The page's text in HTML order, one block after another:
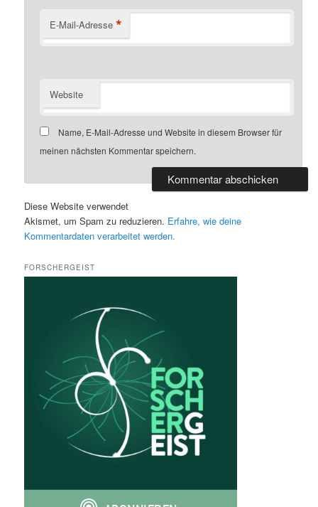
E-Mail-Adresse *
Website
Name, E-Mail-Adresse und Website in diesem Browser für
meinen nächsten Kommentar speichern.
Diese Website verwendet
Akismet, um Spam zu reduzieren. Erfahre, wie deine
Kommentardaten verarbeitet werden.
FORSCHERGEIST